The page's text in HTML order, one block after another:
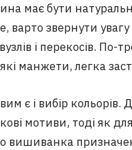
має бути
варто звернути
і перекосів.
манжети, легка
є і вибір кольорів.
мотиви, тоді як
вишиванка